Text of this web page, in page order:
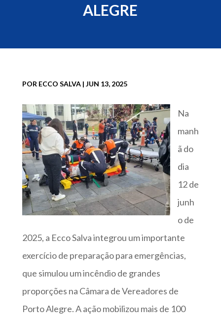
ALEGRE
POR ECCO SALVA| JUN 13, 2025
Na
manh
ã do
dia
12 de
junh
o de
2025, a Ecco Salva integrou um importante
exercício de preparação para emergências,
que simulou um incêndio de grandes
proporções na Câmara de Vereadores de
Porto Alegre. A ação mobilizou mais de 100